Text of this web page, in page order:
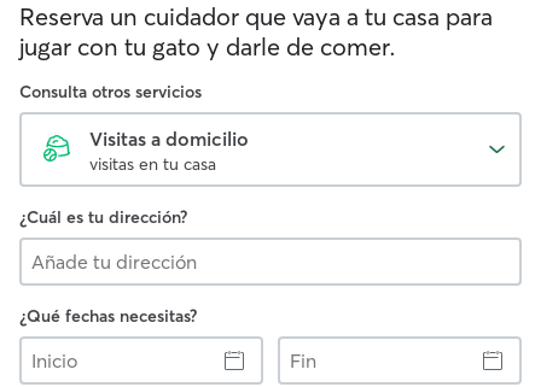
Reserva un cuidador que vaya a tu casa para
jugar con tu gato y darle de comer.
Consulta otros servicios
Visitas a domicilio
visitas en tu casa
¿Cuál es tu dirección?
¿Qué fechas necesitas?
Inicio
Fin